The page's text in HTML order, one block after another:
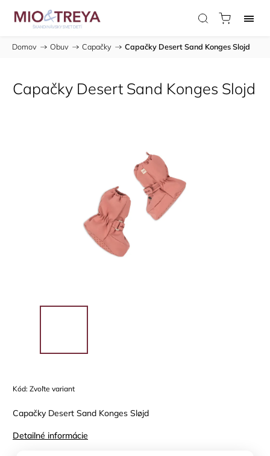
Domov / Obuv / Capačky / Capačky Desert Sand Konges Slojd
Capačky Desert Sand Konges Slojd
Kód: Zvoľte variant
Capačky Desert Sand Konges Sløjd
Detailné informácie